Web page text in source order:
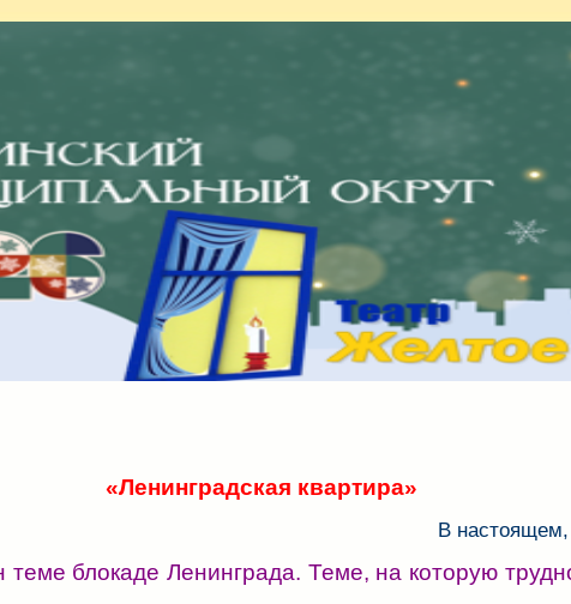
«Ленинградская квартира»
В
теме блокаде Ленинграда. Теме, на которую